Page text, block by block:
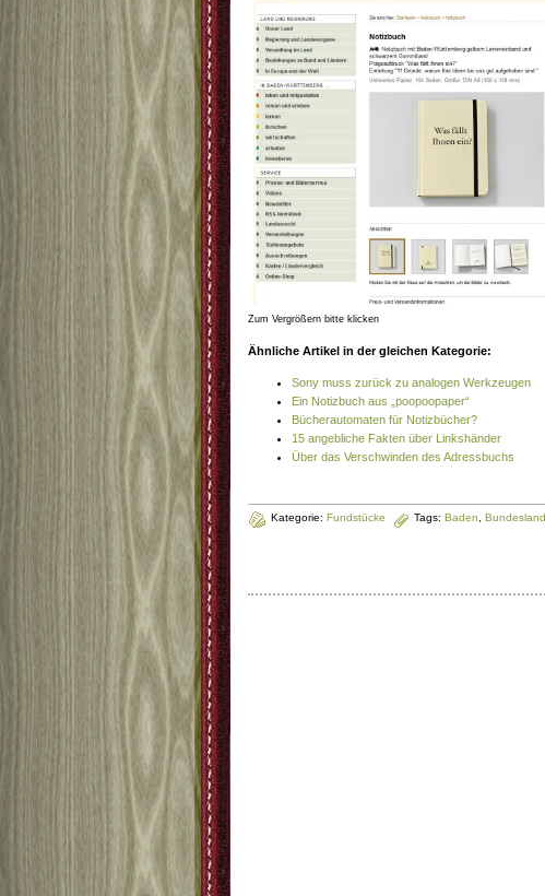
Zum Vergrößern bitte klicken
Ähnliche Artikel in der gleichen Kategorie:
Sony muss zurück zu analogen Werkzeugen
Ein Notizbuch aus „poopoopaper“
Bücherautomaten für Notizbücher?
15 angebliche Fakten über Linkshänder
Über das Verschwinden des Adressbuchs
Kategorie: Fundstücke Tags: Baden, Bundesland